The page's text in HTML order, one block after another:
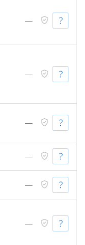
—
—
—
—
—
—